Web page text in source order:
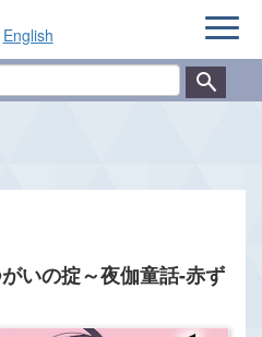
English
品
ナ
ゲ
いの掟～夜伽童話-赤ず